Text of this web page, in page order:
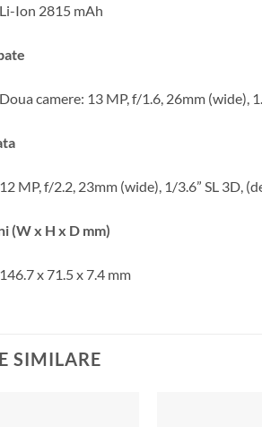
Li-Ion 2815 mAh
Doua camere: 13 MP, f/1.6, 26mm (wide),
12 MP, f/2.2, 23mm (wide), 1/3.6” SL 3D,
(W x H x D mm)
146.7 x 71.5 x 7.4 mm
SIMILARE